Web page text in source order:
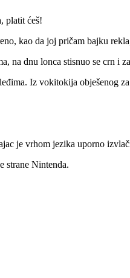
platit ćeš!
kao da joj pričam bajku
na dnu lonca stisnuo se crn i
Iz vokitokija obješenog
je vrhom jezika uporno
strane Nintenda.